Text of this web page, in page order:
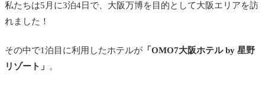
私たちは5月に3泊4日で、大阪万博を目的として大阪エリアを訪
れました！
その中で1泊目に利用したホテルが 「OMO7大阪ホテル by 星野
リゾート」 。